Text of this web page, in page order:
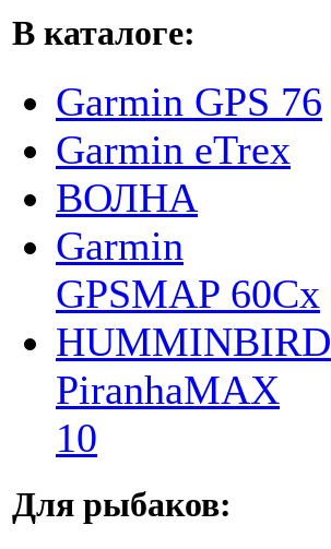
В каталоге:
Garmin GPS 76
Garmin eTrex
ВОЛНА
Garmin
GPSMAP 60Cx
HUMMINBIRD
PiranhaMAX
10
Для рыбаков: